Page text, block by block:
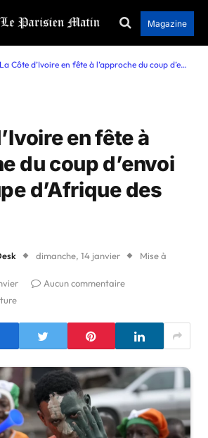
Magazine
La Côte d’Ivoire en fête à l’approche du coup d’envoi de la Coupe d’Afrique des Nations
en fête à
du coup d’envoi
d’Afrique des
dimanche, 14 janvier Mise à
Aucun commentaire